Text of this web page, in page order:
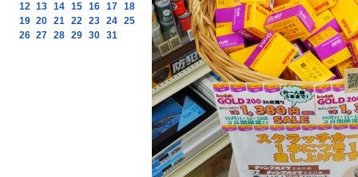
12 13 14 15 16 17 18
19 20 21 22 23 24 25
26 27 28 29 30 31